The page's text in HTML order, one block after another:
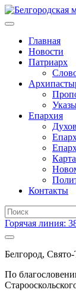
Главная
Новости
Патриарх
Епархия
Контакты
Горячая линия:
Белгород,
По